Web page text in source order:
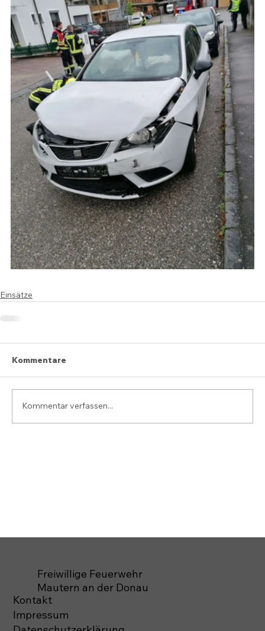
Einsätze
Kommentare
Kommentar verfassen...
Kontakt
Impressum
Freiwillige Feuerwehr
Mautern an der Donau